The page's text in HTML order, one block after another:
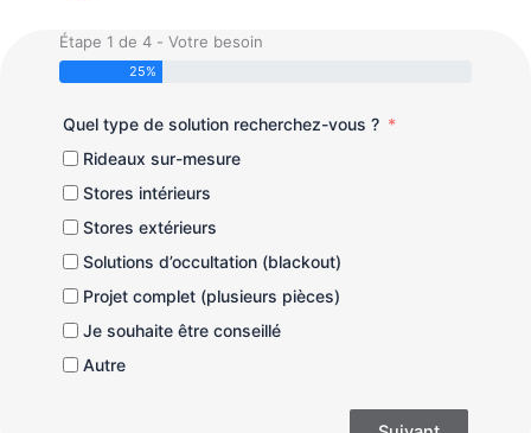
Étape 1 de 4 - Votre besoin
25%
Quel type de solution recherchez-vous ?
Rideaux sur-mesure
Stores intérieurs
Stores extérieurs
Solutions d’occultation (blackout)
Projet complet (plusieurs pièces)
Je souhaite être conseillé
Autre